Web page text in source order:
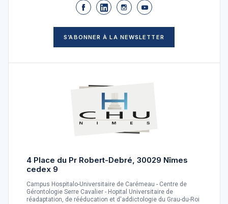
S’ABONNER À LA NEWSLETTER
4 Place du Pr Robert-Debré, 30029 Nîmes
cedex 9
Campus Hospitalo-Universitaire de Carémeau - Centre de
Gérontologie Serre Cavalier - Hopital Universitaire de
réadaptation, de rééducation et d'addictologie du Grau-du-Roi